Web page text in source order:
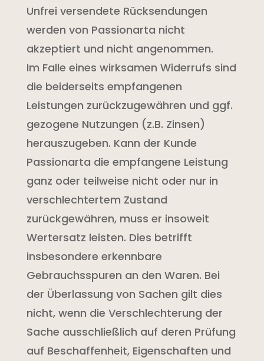
Unfrei versendete Rücksendungen
werden von Passionarta nicht
akzeptiert und nicht angenommen.
Im Falle eines wirksamen Widerrufs sind
die beiderseits empfangenen
Leistungen zurückzugewähren und ggf.
gezogene Nutzungen (z.B. Zinsen)
herauszugeben. Kann der Kunde
Passionarta die empfangene Leistung
ganz oder teilweise nicht oder nur in
verschlechtertem Zustand
zurückgewähren, muss er insoweit
Wertersatz leisten. Dies betrifft
insbesondere erkennbare
Gebrauchsspuren an den Waren. Bei
der Überlassung von Sachen gilt dies
nicht, wenn die Verschlechterung der
Sache ausschließlich auf deren Prüfung
auf Beschaffenheit, Eigenschaften und